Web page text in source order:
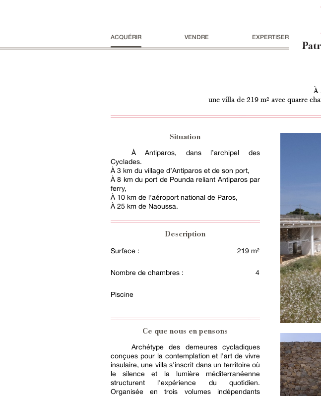
ACQUÉRIR VENDRE EXPERTISER
À
une villa de 219 m² avec quatre
Situation
À Antiparos, dans l’archipel des
Cyclades.
À 3 km du village d’Antiparos et de son port,
À 8 km du port de Pounda reliant Antiparos par
ferry,
À 10 km de l’aéroport national de Paros,
À 25 km de Naoussa.
Description
Surface : 219 m²
Nombre de chambres : 4
Piscine
Ce que nous en pensons
Archétype des demeures cycladiques
conçues pour la contemplation et l'art de vivre
insulaire, une villa s'inscrit dans un territoire où
le silence et la lumière méditerranéenne
structurent l'expérience du quotidien.
Organisée en trois volumes indépendants